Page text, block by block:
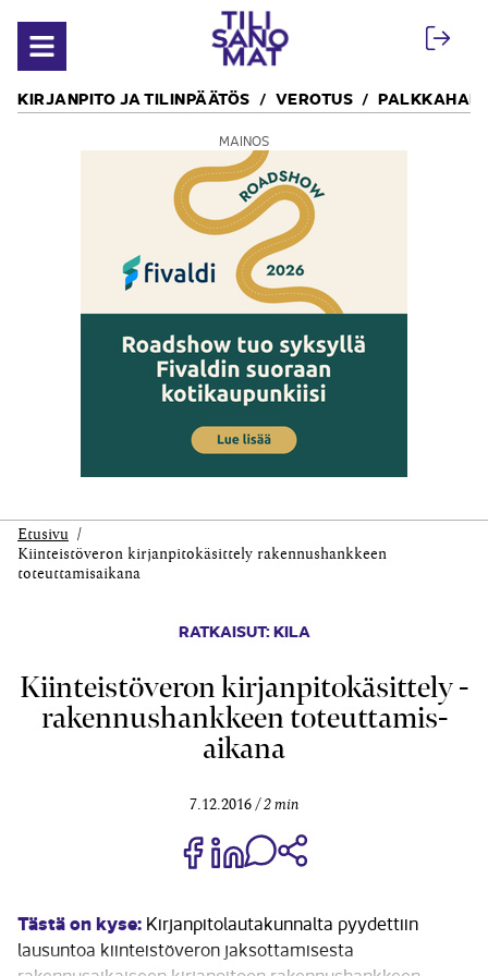
Avaa valikko
KIRJANPITO JA TILINPÄÄTÖS VEROTUS
MAINOS
Etusivu
Kiinteistöveron kirjanpitokäsittely ­rakennushankkeen
toteuttamis­aikana
RATKAISUT: KILA
Kiinteistöveron kirjanpitokäsittely ­
rakennushankkeen toteuttamis­
aikana
7.12.2016 2 min
Jaa Share on Facebook
Jaa Share on LinkedIn
Jaa WhatsApp-viestinä
Tästä on kyse: Kirjanpitolautakunnalta pyydettiin
lausuntoa kiinteistöveron jaksottamisesta